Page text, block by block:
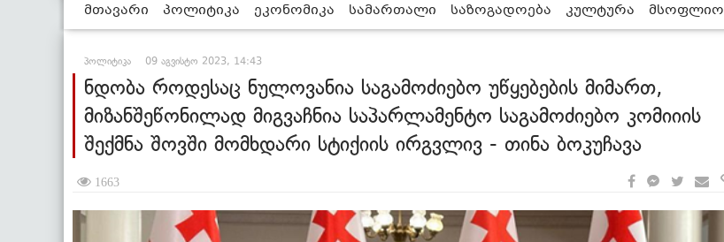
მთავარი პოლიტიკა ეკონომიკა სამართალი საზოგადოება კულტურა მსოფლიო
პოლიტიკა 09 აგვისტო 2023, 14:43
ნდობა როდესაც ნულოვანია საგამოძიებო უწყებების მიმართ,
მიზანშეწონილად მიგვაჩნია საპარლამენტო საგამოძიებო კომიიის
შექმნა შოვში მომხდარი სტიქიის ირგვლივ - თინა ბოკუჩავა
1663